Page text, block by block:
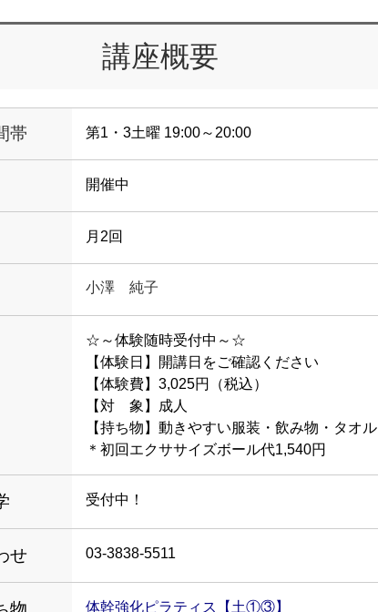
講座概要
帯 第1・3土曜 19:00～20:00
開催中
月2回
小澤 純子
☆～体験随時受付中～☆
【体験日】開講日をご確認ください
【体験費】3,025円（税込）
【対 象】成人
【持ち物】動きやすい服装・飲み物・タオル
＊初回エクササイズボール代1,540円
受付中！
せ 03-3838-5511
体幹強化ピラティス【土①③】